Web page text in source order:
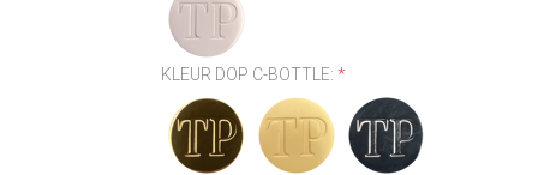
KLEUR DOP C-BOTTLE:*